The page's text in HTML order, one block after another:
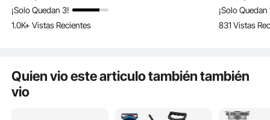
por Aire 400 Hz
Diámetro de 65 X 205
mm de Alta Potencia
¡Solo Quedan 3!
1.0K+ Vistas Recientes
¡Solo Quedan
831 Vistas
Quien vio este articulo también también
vio